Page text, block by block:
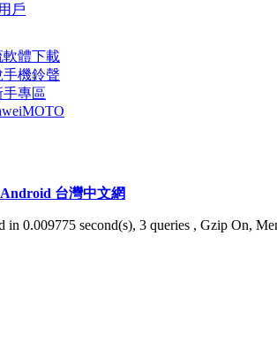
用戶
軟體下載
手機鈴聲
手專區
MOTO
Android 台灣中文網
in 0.009775 second(s), 3 queries , Gzip On,